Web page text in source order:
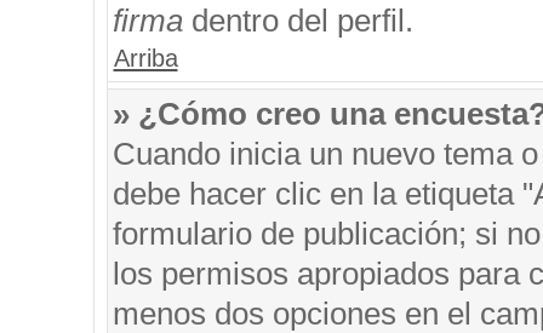
firmadentro del perfil.
Arriba
» ¿Cómo creo una
Cuando inicia un nuevo tema
debe hacer clic en la etiqueta
formulario de publicación; si
los permisos apropiados para
menos dos opciones en el